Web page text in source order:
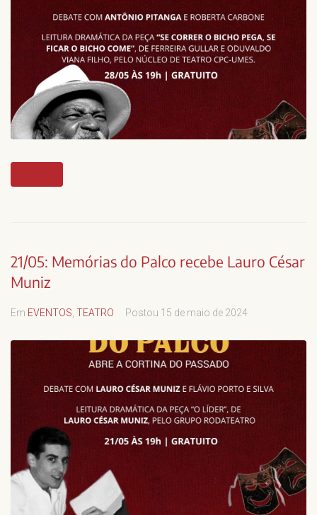
21/05: Memórias do Palco recebe Lauro César
Muniz
Em EVENTOS, TEATRO Postou 15 de maio de 2024